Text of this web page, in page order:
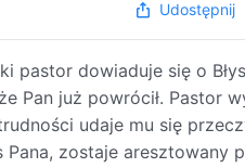
Udostępnij
pastor dowiaduje się o
Pan już powrócił. Pastor
udaje mu się
zostaje aresztowany